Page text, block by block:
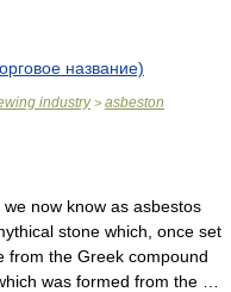
название)
industry> asbeston
now know as asbestos
stone which, once set
from the Greek compound
was formed from the …